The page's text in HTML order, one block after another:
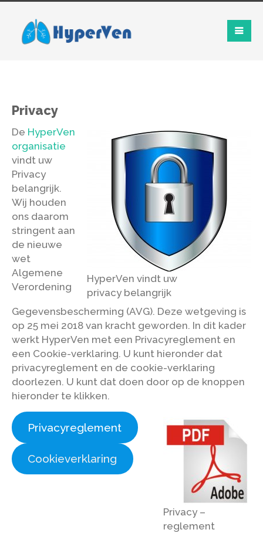
Privacy
HyperVen vindt uw
privacy belangrijk
De HyperVen
organisatie
vindt uw
Privacy
belangrijk.
Wij houden
ons daarom
stringent aan
de nieuwe
wet
Algemene
Verordening
Gegevensbescherming (AVG). Deze wetgeving is
op 25 mei 2018 van kracht geworden. In dit kader
werkt HyperVen met een Privacyreglement en
een Cookie-verklaring. U kunt hieronder dat
privacyreglement en de cookie-verklaring
doorlezen. U kunt dat doen door op de knoppen
hieronder te klikken.
Privacy –
reglement
Privacyreglement
Cookieverklaring